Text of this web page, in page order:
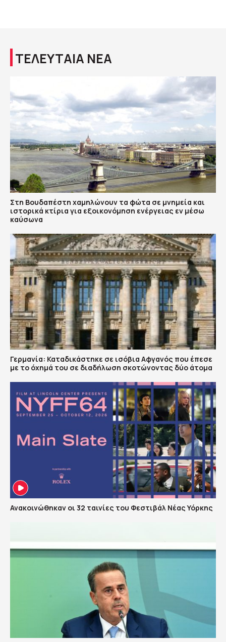
ΤΕΛΕΥΤΑΙΑ ΝΕΑ
Στη Βουδαπέστη χαμηλώνουν τα φώτα σε μνημεία και
ιστορικά κτίρια για εξοικονόμηση ενέργειας εν μέσω
καύσωνα
Γερμανία: Καταδικάστηκε σε ισόβια Αφγανός που έπεσε
με το όχημά του σε διαδήλωση σκοτώνοντας δύο άτομα
Ανακοινώθηκαν οι 32 ταινίες του Φεστιβάλ Νέας Υόρκης